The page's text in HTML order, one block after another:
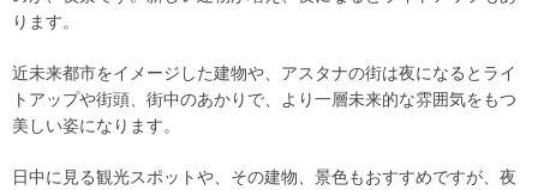
ります。
近未来都市をイメージした建物や、アスタナの街は夜になるとライ
トアップや街頭、街中のあかりで、より一層未来的な雰囲気をもつ
美しい姿になります。
日中に見る観光スポットや、その建物、景色もおすすめですが、夜